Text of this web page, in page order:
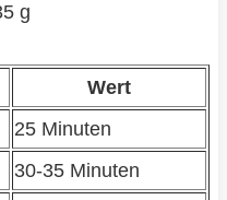
g
Wert
25 Minuten
30-35 Minuten